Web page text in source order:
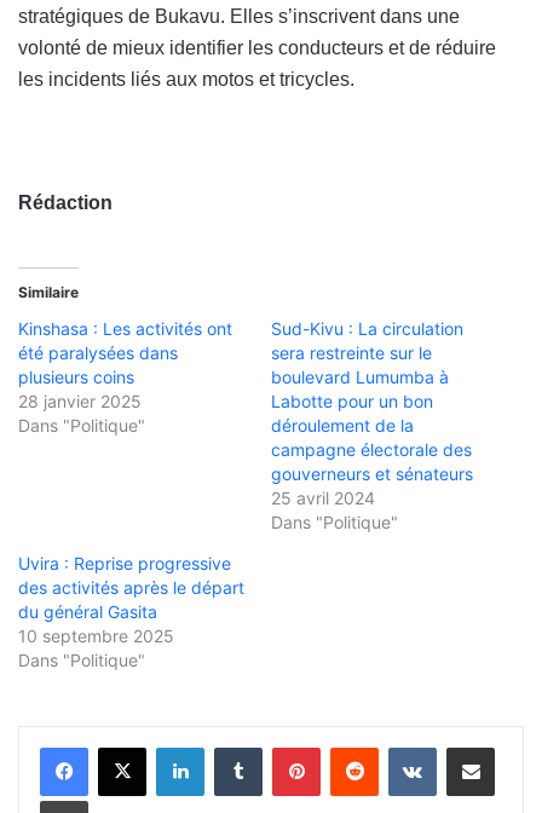
stratégiques de Bukavu. Elles s’inscrivent dans une
volonté de mieux identifier les conducteurs et de réduire
les incidents liés aux motos et tricycles.
Rédaction
Similaire
Kinshasa : Les activités ont
été paralysées dans
plusieurs coins
28 janvier 2025
Dans "Politique"
Sud-Kivu : La circulation
sera restreinte sur le
boulevard Lumumba à
Labotte pour un bon
déroulement de la
campagne électorale des
gouverneurs et sénateurs
25 avril 2024
Dans "Politique"
Uvira : Reprise progressive
des activités après le départ
du général Gasita
10 septembre 2025
Dans "Politique"